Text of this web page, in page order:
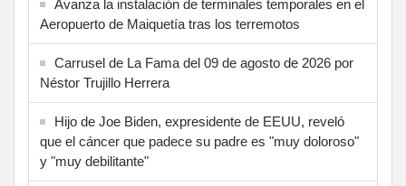
Avanza la instalación de terminales temporales en el
Aeropuerto de Maiquetía tras los terremotos
Carrusel de La Fama del 09 de agosto de 2026 por
Néstor Trujillo Herrera
Hijo de Joe Biden, expresidente de EEUU, reveló
que el cáncer que padece su padre es "muy doloroso"
y "muy debilitante"